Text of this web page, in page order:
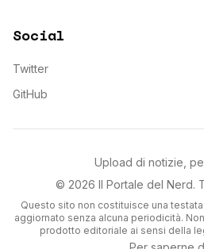
Social
Twitter
GitHub
Upload di notizie,
© 2026 Il Portale del Nerd.
Questo sito non costituisce una
aggiornato senza alcuna periodicità.
prodotto editoriale ai sensi della